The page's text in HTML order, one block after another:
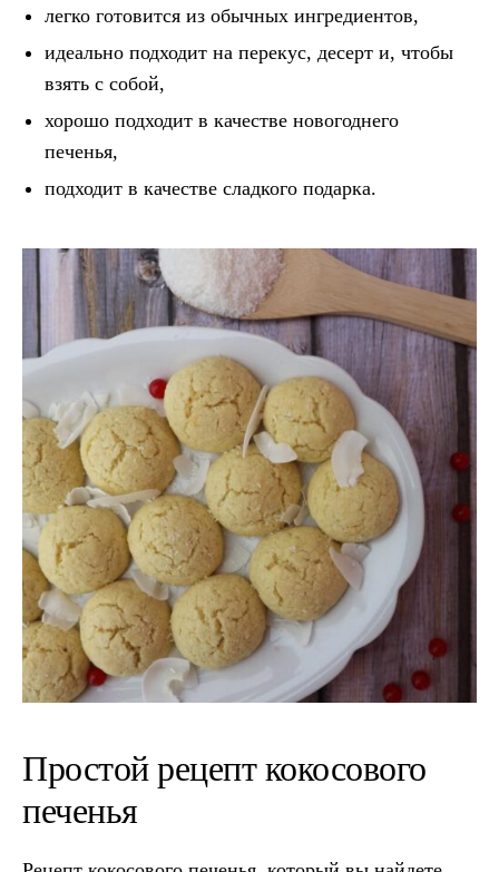
легко готовится из обычных ингредиентов,
идеально подходит на перекус, десерт и, чтобы
взять с собой,
хорошо подходит в качестве новогоднего
печенья,
подходит в качестве сладкого подарка.
Простой рецепт кокосового
печенья